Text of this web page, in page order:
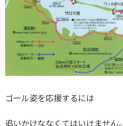
ゴール姿を応援するには
追いかけななくてはいけません。